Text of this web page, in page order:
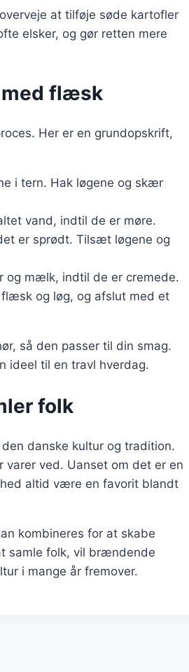
at tilføje søde kartofler
elsker, og gør retten mere
flæsk
Her er en grundopskrift,
i tern. Hak løgene og skær
vand, indtil de er møre.
er sprødt. Tilsæt løgene og
og mælk, indtil de er cremede.
og løg, og afslut med et
så den passer til din smag.
ideel til en travl hverdag.
folk
danske kultur og tradition.
varer ved. Uanset om det er en
altid være en favorit blandt
kombineres for at skabe
samle folk, vil brændende
i mange år fremover.